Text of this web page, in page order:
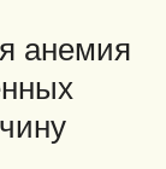
анемия